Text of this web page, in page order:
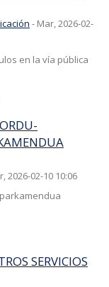
- Mar, 2026-02-
en la vía pública
2026-02-10 10:06
SERVICIOS